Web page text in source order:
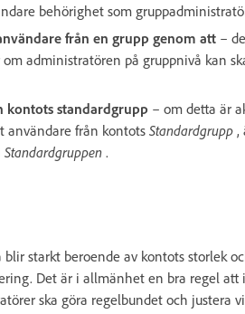
behörighet som
från en grupp genom att –
administratören på gruppnivå kan
kontots standardgrupp – om detta är
användare från kontots Standardgrupp ,
Standardgruppen .
starkt beroende av kontots storlek
Det är i allmänhet en bra regel att
ska göra regelbundet och justera